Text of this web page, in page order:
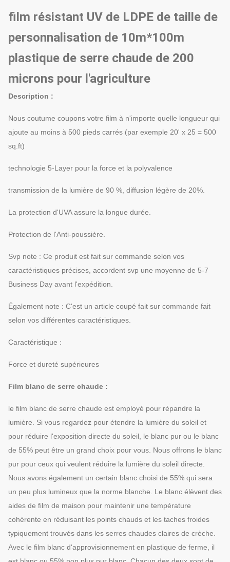
film résistant UV de LDPE de taille de
personnalisation de 10m*100m
plastique de serre chaude de 200
microns pour l'agriculture
Description :
Nous coutume coupons votre film à n'importe quelle longueur qui
ajoute au moins à 500 pieds carrés (par exemple 20' x 25 = 500
sq.ft)
technologie 5-Layer pour la force et la polyvalence
transmission de la lumière de 90 %, diffusion légère de 20%.
La protection d'UVA assure la longue durée.
Protection de l'Anti-poussière.
Svp note : Ce produit est fait sur commande selon vos
caractéristiques précises, accordent svp une moyenne de 5-7
Business Day avant l'expédition.
Également note : C'est un article coupé fait sur commande fait
selon vos différentes caractéristiques.
Caractéristique :
Force et dureté supérieures
Film blanc de serre chaude :
le film blanc de serre chaude est employé pour répandre la
lumière. Si vous regardez pour étendre la lumière du soleil et
pour réduire l'exposition directe du soleil, le blanc pur ou le blanc
de 55% peut être un grand choix pour vous. Nous offrons le blanc
pur pour ceux qui veulent réduire la lumière du soleil directe.
Nous avons également un certain blanc choisi de 55% qui sera
un peu plus lumineux que la norme blanche. Le blanc élèvent des
aides de film de maison pour maintenir une température
cohérente en réduisant les points chauds et les taches froides
typiquement trouvés dans les serres chaudes claires de crèche.
Avec le film blanc d'approvisionnement en plastique de ferme, il